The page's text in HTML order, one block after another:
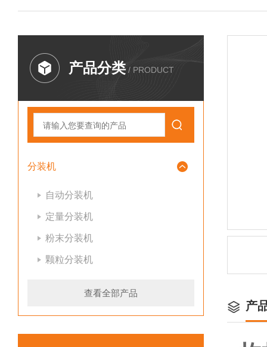
产品分类 / PRODUCT
分装机
自动分装机
定量分装机
粉末分装机
颗粒分装机
查看全部产品
产